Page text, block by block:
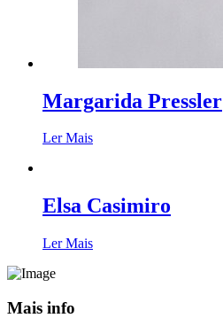
Margarida Pressler
Ler Mais
Elsa Casimiro
Ler Mais
Mais info